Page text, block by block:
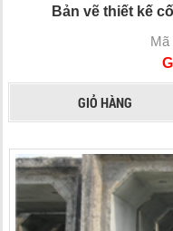
Bản vẽ thiết kế
Mã
GIỎ HÀNG